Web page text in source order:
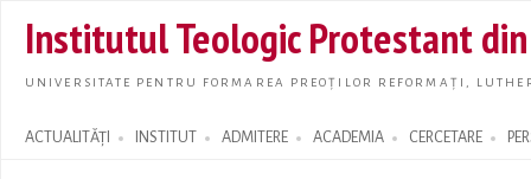
main
Institutul Teologic Protestant
UNIVERSITATE PENTRU FORMAREA PREOȚILOR REFORMAȚI,
ACTUALITĂȚI INSTITUT ADMITERE ACADEMIA CERCETARE
Search form